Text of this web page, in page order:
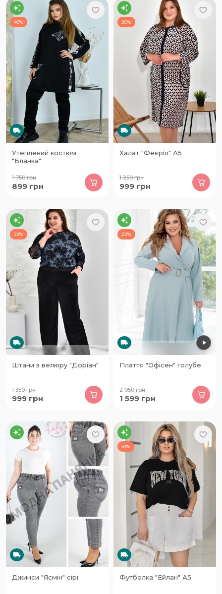
49%
Утеплений костюм
"Бланка"
1 750грн
899 грн
20%
Халат "Феєрія" А5
1 250грн
999 грн
26%
Штани з велюру "Доріан"
1 350грн
999 грн
22%
Плаття "Офісен" голубе
2 050грн
1 599 грн
Джинси "Ясмін" сірі
33%
Футболка "Ейлан" А5